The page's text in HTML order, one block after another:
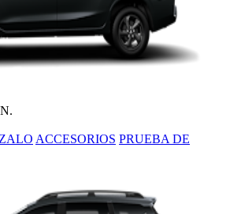
ACCESORIOS PRUEBA DE